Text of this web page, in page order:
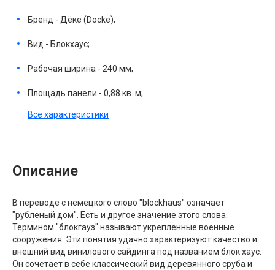
Бренд - Дёке (Docke);
Вид - Блокхаус;
Рабочая ширина - 240 мм;
Площадь панели - 0,88 кв. м;
Все характеристики
Описание
В переводе с немецкого слово "blockhaus" означает
"рубленый дом". Есть и другое значение этого слова.
Термином "блокгауз" называют укрепленные военные
сооружения. Эти понятия удачно характеризуют качество и
внешний вид винилового сайдинга под названием блок хаус.
Он сочетает в себе классический вид деревянного сруба и